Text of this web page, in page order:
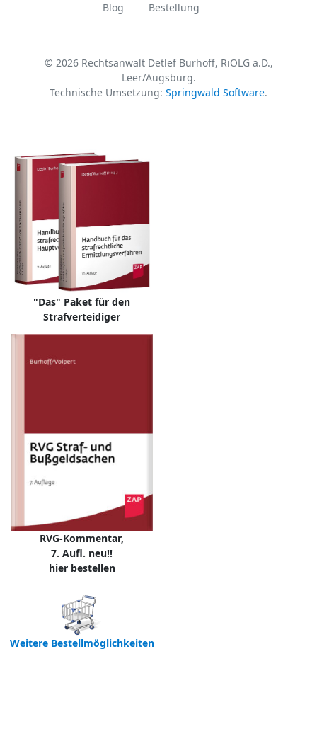
Blog Bestellung
© 2026 Rechtsanwalt Detlef Burhoff, RiOLG a.D.,
Leer/Augsburg.
Technische Umsetzung: Springwald Software.
"Das" Paket für den
Strafverteidiger
RVG-Kommentar,
7. Aufl. neu!!
hier bestellen
Weitere Bestellmöglichkeiten